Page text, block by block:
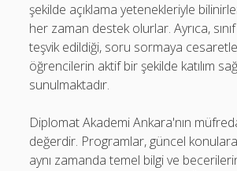
şekilde açıklama yetenekleriyle
her zaman destek olurlar. Ayrıca,
teşvik edildiği, soru sormaya
öğrencilerin aktif bir şekilde katılım
sunulmaktadır.
Diplomat Akademi Ankara'nın
değerdir. Programlar, güncel
aynı zamanda temel bilgi ve